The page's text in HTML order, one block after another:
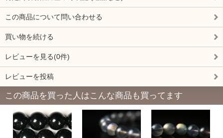
この商品について問い合わせる
買い物を続ける
レビューを見る(0件)
レビューを投稿
この商品を買った人はこんな商品も買ってます